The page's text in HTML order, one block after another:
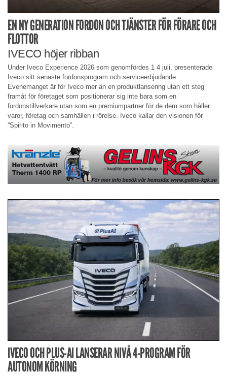
EN NY GENERATION FORDON OCH TJÄNSTER FÖR FÖRARE OCH
FLOTTOR
IVECO höjer ribban
Under Iveco Experience 2026 som genomfördes 1 4 juli, presenterade
Iveco sitt senaste fordonsprogram och serviceerbjudande.
Evenemanget är för Iveco mer än en produktlansering utan ett steg
framåt för företaget som positionerar sig inte bara som en
fordonstillverkare utan som en premiumpartner för de dem som håller
varor, företag och samhällen i rörelse. Iveco kallar den visionen för
”Spirito in Movimento”.
IVECO OCH PLUS-AI LANSERAR NIVÅ 4-PROGRAM FÖR
AUTONOM KÖRNING